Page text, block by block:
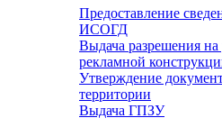
Предоставление
ИСОГД
Выдача разрешения
рекламной
Утверждение
территории
Выдача ГПЗУ